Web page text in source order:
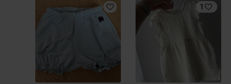
1